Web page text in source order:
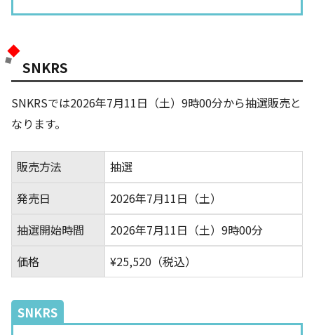
SNKRS
SNKRSでは2026年7月11日（土）9時00分から抽選販売と
なります。
販売方法
抽選
発売日
2026年7月11日（土）
抽選開始時間
2026年7月11日（土）9時00分
価格
¥25,520（税込）
SNKRS